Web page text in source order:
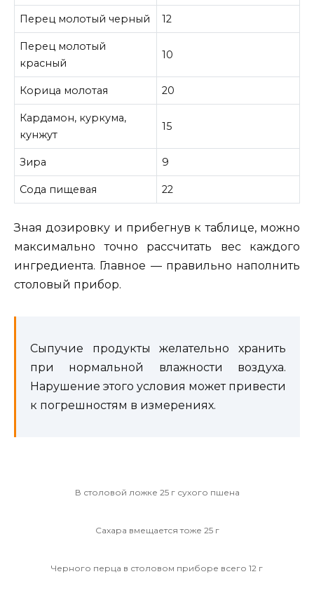
Перец молотый черный 12
Перец молотый
красный
10
Корица молотая 20
Кардамон, куркума,
кунжут
15
Зира 9
Сода пищевая 22
Зная дозировку и прибегнув к таблице, можно
максимально точно рассчитать вес каждого
ингредиента. Главное — правильно наполнить
столовый прибор.
Сыпучие продукты желательно хранить
при нормальной влажности воздуха.
Нарушение этого условия может привести
к погрешностям в измерениях.
В столовой ложке 25 г сухого пшена
Сахара вмещается тоже 25 г
Черного перца в столовом приборе всего 12 г